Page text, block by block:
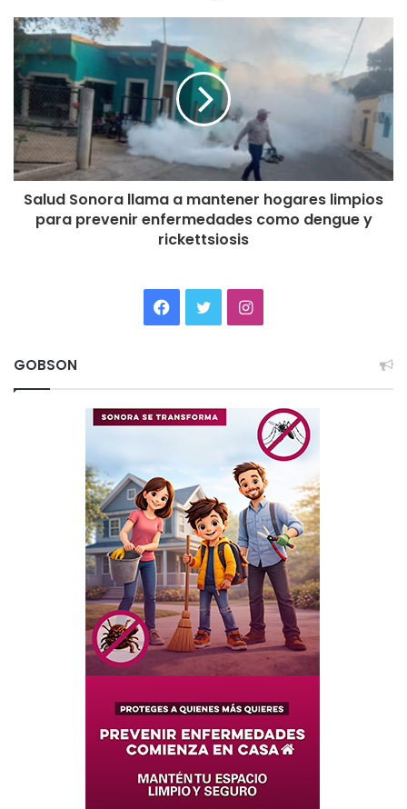
Salud Sonora llama a mantener hogares limpios
para prevenir enfermedades como dengue y
rickettsiosis
Facebook
TwitterInstagram
GOBSON